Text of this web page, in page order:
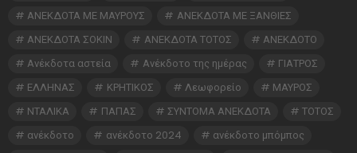
ΑΝΕΚΔΟΤΑ ΜΕ ΜΑΥΡΟΥΣ
ΑΝΕΚΔΟΤΑ ΜΕ ΞΑΝΘΙΕΣ
ΑΝΕΚΔΟΤΑ ΣΟΚΙΝ
ΑΝΕΚΔΟΤΑ ΤΟΤΟΣ
ΑΝΕΚΔΟΤΟ
Ανέκδοτα αστεία
Ανέκδοτο της ημέρας
ΓΙΑΤΡΟΣ
ΕΛΛΗΝΑΣ
ΚΡΗΤΙΚΟΣ Λεωφορείο
ΜΑΥΡΟΣ
ΝΤΑΛΙΚΑ
ΠΑΠΑΣ ΣΥΝΤΟΜΑ ΑΝΕΚΔΟΤΑ
ΤΟΤΟΣ
ανέκδοτο
ανέκδοτο 2024
ανέκδοτο μπόμπος